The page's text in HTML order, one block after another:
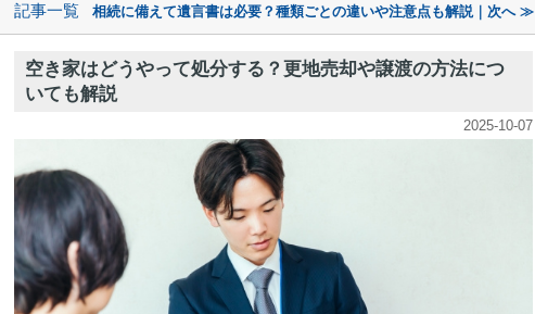
記事一覧 相続に備えて遺言書は必要？種類ごとの違いや注意点も解説｜次へ ≫
空き家はどうやって処分する？更地売却や譲渡の方法につ
いても解説
2025-10-07